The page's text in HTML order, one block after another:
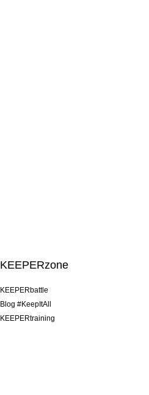
KEEPERzone
KEEPERbattle
Blog #KeepItAll
KEEPERtraining